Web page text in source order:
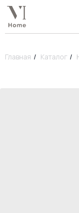
Главная / Каталог /